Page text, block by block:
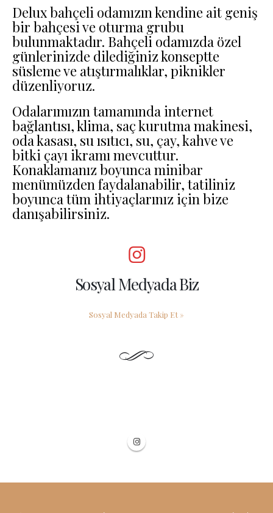
Delux bahçeli odamızın kendine ait geniş
bir bahçesi ve oturma grubu
bulunmaktadır. Bahçeli odamızda özel
günlerinizde dilediğiniz konseptte
süsleme ve atıştırmalıklar, piknikler
düzenliyoruz.
Odalarımızın tamamında internet
bağlantısı, klima, saç kurutma makinesi,
oda kasası, su ısıtıcı, su, çay, kahve ve
bitki çayı ikramı mevcuttur.
Konaklamanız boyunca minibar
menümüzden faydalanabilir, tatiliniz
boyunca tüm ihtiyaçlarınız için bize
danışabilirsiniz.
Sosyal Medyada Biz
Sosyal Medyada Takip Et»